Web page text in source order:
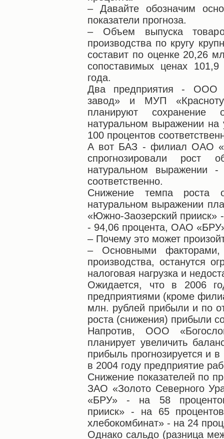
– Давайте обозначим
показатели прогноза.
– Объем выпуска
производства по кругу
составит по оценке 20,26
сопоставимых ценах
года.
Два предприятия - ООО
завод» и МУП
планируют сохранение
натуральном выражении
100 процентов
А вот БАЗ - филиал ОАО
спрогнозировали рост
натуральном выражении
соответственно.
Снижение темпа роста
натуральном выражении
«Южно-Заозерский
- 94,06 процента, ОАО
– Почему это может
– Основными
производства, останутся
налоговая нагрузка и
Ожидается, что в 2006
предприятиями (кроме
млн. рублей прибыли и по
роста (снижения) прибыли
Напротив, ООО
планирует увеличить
прибыль прогнозируется
в 2004 году предприятие
Снижение показателей по
ЗАО «Золото Северного
«БРУ» - на 58
прииск» - на 65
хлебокомбинат» - на 24
Однако сальдо (разница